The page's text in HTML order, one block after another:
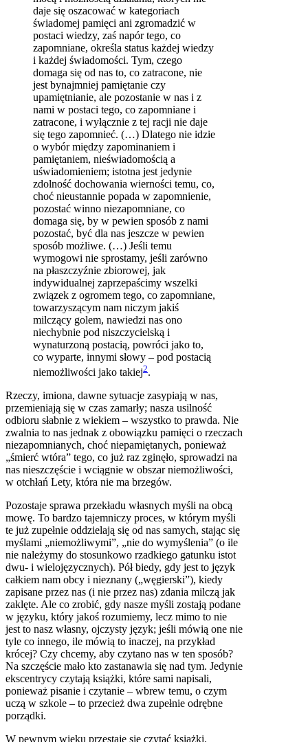
daje się oszacować w kategoriach
świadomej pamięci ani zgromadzić w
postaci wiedzy, zaś napór tego, co
zapomniane, określa status każdej wiedzy
i każdej świadomości. Tym, czego
domaga się od nas to, co zatracone, nie
jest bynajmniej pamiętanie czy
upamiętnianie, ale pozostanie w nas i z
nami w postaci tego, co zapomniane i
zatracone, i wyłącznie z tej racji nie daje
się tego zapomnieć. (…) Dlatego nie idzie
o wybór między zapominaniem i
pamiętaniem, nieświadomością a
uświadomieniem; istotna jest jedynie
zdolność dochowania wierności temu, co,
choć nieustannie popada w zapomnienie,
pozostać winno niezapomniane, co
domaga się, by w pewien sposób z nami
pozostać, być dla nas jeszcze w pewien
sposób możliwe. (…) Jeśli temu
wymogowi nie sprostamy, jeśli zarówno
na płaszczyźnie zbiorowej, jak
indywidualnej zaprzepaścimy wszelki
związek z ogromem tego, co zapomniane,
towarzyszącym nam niczym jakiś
milczący golem, nawiedzi nas ono
niechybnie pod niszczycielską i
wynaturzoną postacią, powróci jako to,
co wyparte, innymi słowy – pod postacią
niemożliwości jako takiej2.
Rzeczy, imiona, dawne sytuacje zasypiają w nas,
przemieniają się w czas zamarły; nasza usilność
odbioru słabnie z wiekiem – wszystko to prawda. Nie
zwalnia to nas jednak z obowiązku pamięci o rzeczach
niezapomnianych, choć niepamiętanych, ponieważ
„śmierć wtóra” tego, co już raz zginęło, sprowadzi na
nas nieszczęście i wciągnie w obszar niemożliwości,
w otchłań Lety, która nie ma brzegów.
Pozostaje sprawa przekładu własnych myśli na obcą
mowę. To bardzo tajemniczy proces, w którym myśli
te już zupełnie oddzielają się od nas samych, stając się
myślami „niemożliwymi”, „nie do wymyślenia” (o ile
nie należymy do stosunkowo rzadkiego gatunku istot
dwu- i wielojęzycznych). Pół biedy, gdy jest to język
całkiem nam obcy i nieznany („węgierski”), kiedy
zapisane przez nas (i nie przez nas) zdania milczą jak
zaklęte. Ale co zrobić, gdy nasze myśli zostają podane
w języku, który jakoś rozumiemy, lecz mimo to nie
jest to nasz własny, ojczysty język; jeśli mówią one nie
tyle co innego, ile mówią to inaczej, na przykład
krócej? Czy chcemy, aby czytano nas w ten sposób?
Na szczęście mało kto zastanawia się nad tym. Jedynie
ekscentrycy czytają książki, które sami napisali,
ponieważ pisanie i czytanie – wbrew temu, o czym
uczą w szkole – to przecież dwa zupełnie odrębne
porządki.
W pewnym wieku przestaje się czytać książki.